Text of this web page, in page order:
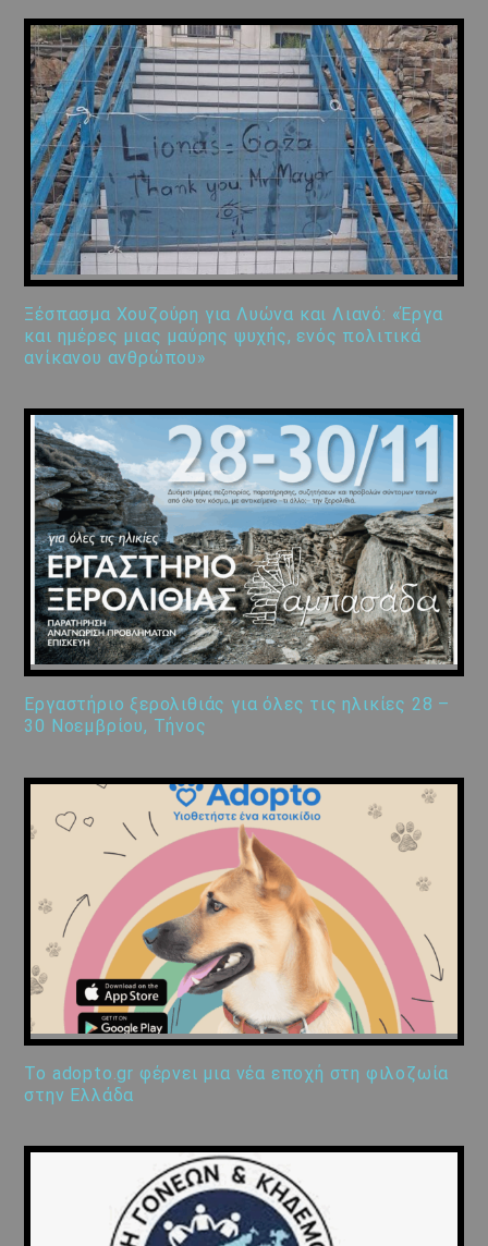
Ξέσπασμα Χουζούρη για Λυώνα και Λιανό: «Έργα
και ημέρες μιας μαύρης ψυχής, ενός πολιτικά
ανίκανου ανθρώπου»
Εργαστήριο ξερολιθιάς για όλες τις ηλικίες 28 –
30 Νοεμβρίου, Τήνος
Το adopto.gr φέρνει μια νέα εποχή στη φιλοζωία
στην Ελλάδα